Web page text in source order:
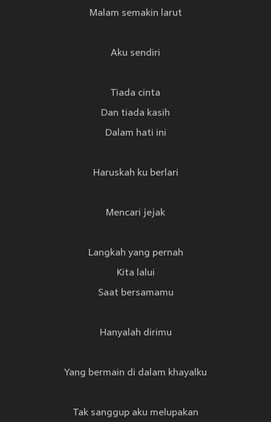
Malam semakin larut
Aku sendiri
Tiada cinta
Dan tiada kasih
Dalam hati ini
Haruskah ku berlari
Mencari jejak
Langkah yang pernah
Kita lalui
Saat bersamamu
Hanyalah dirimu
Yang bermain di dalam khayalku
Tak sanggup aku melupakan